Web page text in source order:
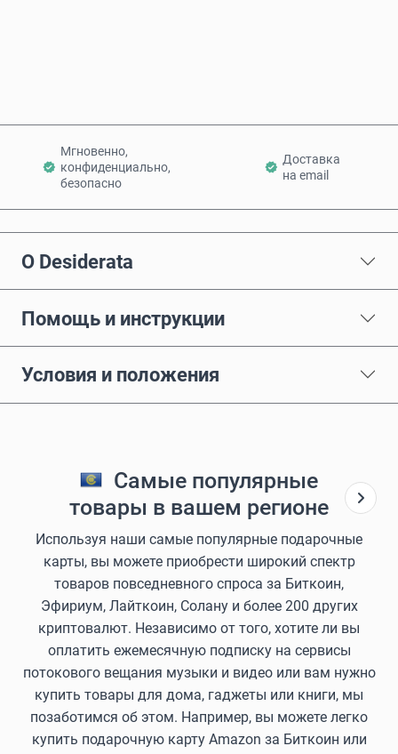
Мгновенно,
конфиденциально,
безопасно
Доставка
на email
О Desiderata
Помощь и инструкции
Условия и положения
Самые популярные
товары в вашем регионе
Используя наши самые популярные подарочные
карты, вы можете приобрести широкий спектр
товаров повседневного спроса за Биткоин,
Эфириум, Лайткоин, Солану и более 200 других
криптовалют. Независимо от того, хотите ли вы
оплатить ежемесячную подписку на сервисы
потокового вещания музыки и видео или вам нужно
купить товары для дома, гаджеты или книги, мы
позаботимся об этом. Например, вы можете легко
купить подарочную карту Amazon за Биткоин или